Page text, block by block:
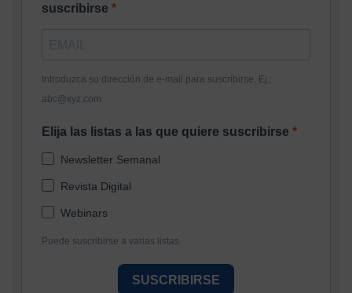
suscribirse
Introduzca su dirección de e-mail para suscribirse. Ej.:
abc@xyz.com
Elija las listas a las que quiere suscribirse
Newsletter Semanal
Revista Digital
Webinars
Puede suscribirse a varias listas.
SUSCRIBIRSE